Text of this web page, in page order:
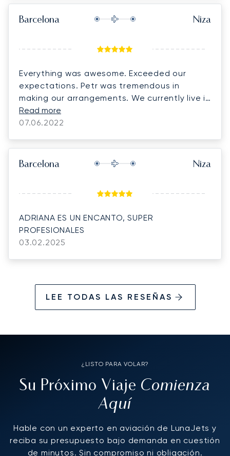
Barcelona Niza
Everything was awesome. Exceeded our
expectations. Petr was tremendous in
making our arrangements. We currently live in
Panama and travel to Europe 2 - 3 times per
year and will now switch over to your service
Read more
07.06.2022
Barcelona Niza
ADRIANA ES UN ENCANTO, SUPER
PROFESIONALES
03.02.2025
LEE TODAS LAS RESEÑAS
¿LISTO PARA VOLAR?
Su Próximo Viaje Comienza
Aquí
Hable con un experto en aviación de LunaJets y
reciba su presupuesto bajo demanda en cuestión
de minutos. Sin compromiso ni obligación.